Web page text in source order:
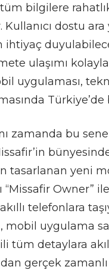
bilgilere
Kullanıcı dostu
ihtiyaç
ulaşımı
uygulaması,
Türkiye’de
zamanda bu sene
tasarlanan yeni
“Missafir Owner”
telefonlara
mobil uygulama
tüm detaylara
gerçek zamanlı